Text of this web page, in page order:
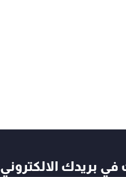
في بريدك الالكتروني